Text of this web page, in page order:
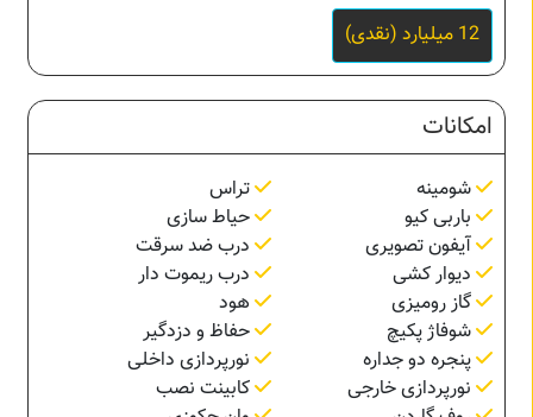
12 میلیارد (نقدی)
امکانات
شومینه
تراس
باربی کیو
حیاط سازی
آیفون تصویری
درب ضد سرقت
دیوار کشی
درب ریموت دار
گاز رومیزی
هود
شوفاژ پکیچ
حفاظ و دزدگیر
پنجره دو جداره
نورپردازی داخلی
نورپردازی خارجی
کابینت نصب